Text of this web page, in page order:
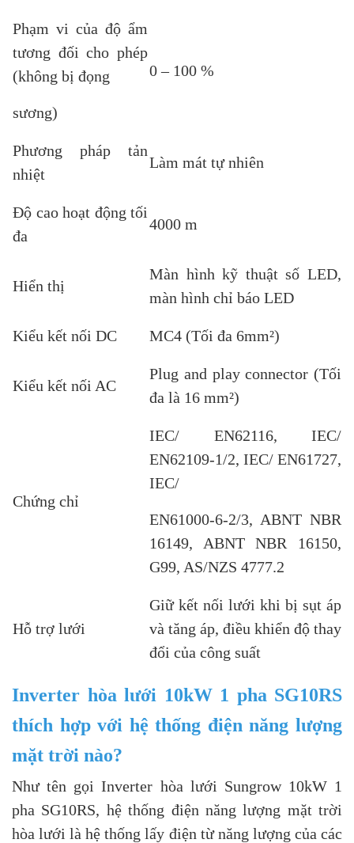
Phạm vi của độ ẩm
tương đối cho phép
(không bị đọng
sương)
0 – 100 %
Phương pháp tản
nhiệt
Làm mát tự nhiên
Độ cao hoạt động tối
đa
4000 m
Hiển thị
Màn hình kỹ thuật số LED,
màn hình chỉ báo LED
Kiểu kết nối DC MC4 (Tối đa 6mm²)
Kiểu kết nối AC
Plug and play connector (Tối
đa là 16 mm²)
Chứng chỉ
IEC/ EN62116, IEC/
EN62109-1/2, IEC/ EN61727,
IEC/
EN61000-6-2/3, ABNT NBR
16149, ABNT NBR 16150,
G99, AS/NZS 4777.2
Hỗ trợ lưới
Giữ kết nối lưới khi bị sụt áp
và tăng áp, điều khiển độ thay
đổi của công suất
Inverter hòa lưới 10kW 1 pha SG10RS
thích hợp với hệ thống điện năng lượng
mặt trời nào?
Như tên gọi Inverter hòa lưới Sungrow 10kW 1
pha SG10RS, hệ thống điện năng lượng mặt trời
hòa lưới là hệ thống lấy điện từ năng lượng của các